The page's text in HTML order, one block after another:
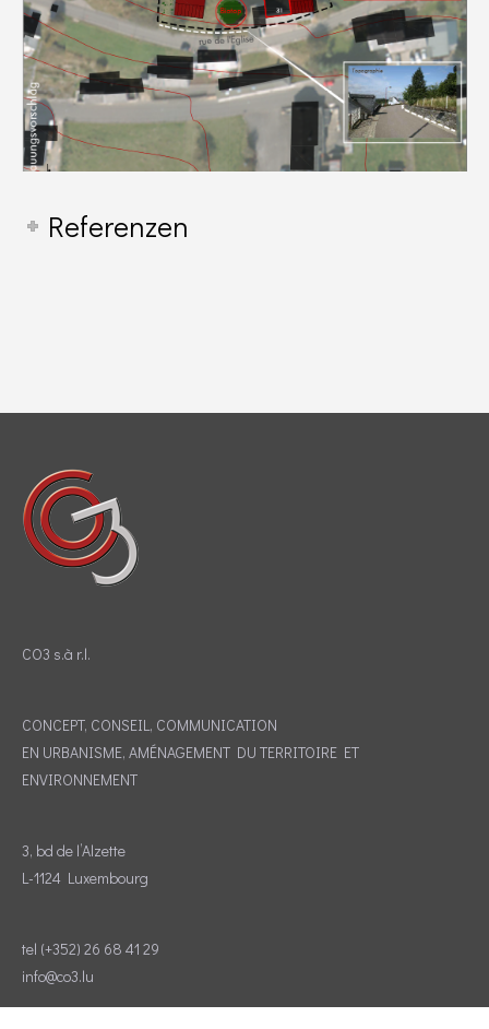
Referenzen
CO3 s.à r.l.
CONCEPT, CONSEIL, COMMUNICATION
EN URBANISME, AMÉNAGEMENT DU TERRITOIRE ET
ENVIRONNEMENT
3, bd de l’Alzette
L-1124 Luxembourg
tel (+352) 26 68 41 29
info@co3.lu